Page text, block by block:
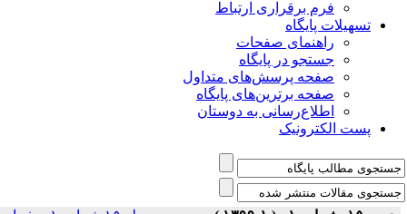
فرم برقراری ارتباط
تسهیلات پایگاه
راهنمای صفحات
جستجو در پایگاه
صفحه پرسش‌های متداول
صفحه برترین‌های پایگاه
اطلاع‌رسانی به دوستان
پست الکترونیک